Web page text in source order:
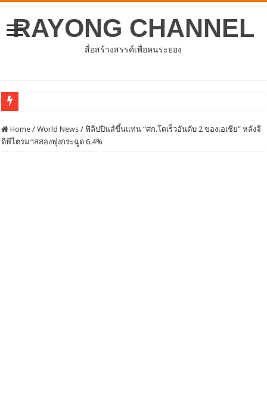
RAYONG CHANNEL
สื่อสร้างสรรค์เพื่อคนระยอง
Home / World News / ฟิลิปปินส์ขึ้นแท่น “ศก.โตเร็วอันดับ 2 ของเอเชีย” หลังจี
ดีพีไตรมาสสองพุ่งกระฉูด 6.4%